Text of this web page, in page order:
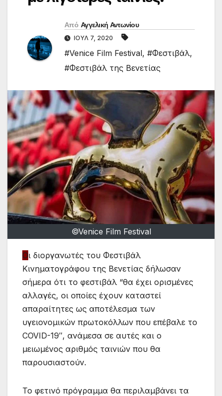
Από Αγγελική Αντωνίου
ΙΟΎΛ 7, 2020
#Venice Film Festival, #Φεστιβάλ,
#Φεστιβάλ της Βενετίας
©Venice Film Festival
Οι διοργανωτές του Φεστιβάλ
Κινηματογράφου της Βενετίας δήλωσαν
σήμερα ότι το φεστιβάλ “θα έχει ορισμένες
αλλαγές, οι οποίες έχουν καταστεί
απαραίτητες ως αποτέλεσμα των
υγειονομικών πρωτοκόλλων που επέβαλε το
COVID-19″, ανάμεσα σε αυτές και ο
μειωμένος αριθμός ταινιών που θα
παρουσιαστούν.
Το φετινό πρόγραμμα θα περιλαμβάνει τα